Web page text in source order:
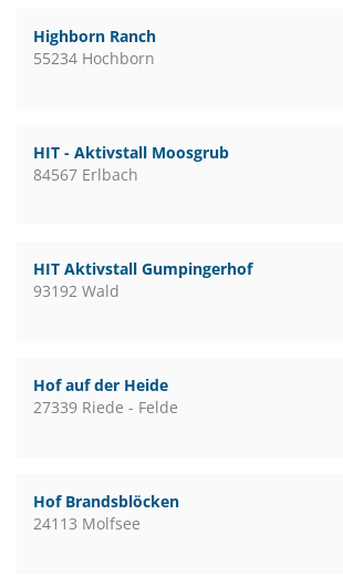
Highborn Ranch
55234 Hochborn
HIT - Aktivstall Moosgrub
84567 Erlbach
HIT Aktivstall Gumpingerhof
93192 Wald
Hof auf der Heide
27339 Riede - Felde
Hof Brandsblöcken
24113 Molfsee